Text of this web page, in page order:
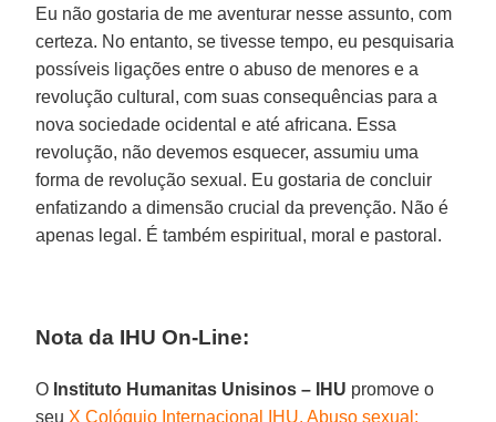
Eu não gostaria de me aventurar nesse assunto, com
certeza. No entanto, se tivesse tempo, eu pesquisaria
possíveis ligações entre o abuso de menores e a
revolução cultural, com suas consequências para a
nova sociedade ocidental e até africana. Essa
revolução, não devemos esquecer, assumiu uma
forma de revolução sexual. Eu gostaria de concluir
enfatizando a dimensão crucial da prevenção. Não é
apenas legal. É também espiritual, moral e pastoral.
Nota da IHU On-Line:
O Instituto Humanitas Unisinos – IHU promove o
seu X Colóquio Internacional IHU. Abuso sexual: